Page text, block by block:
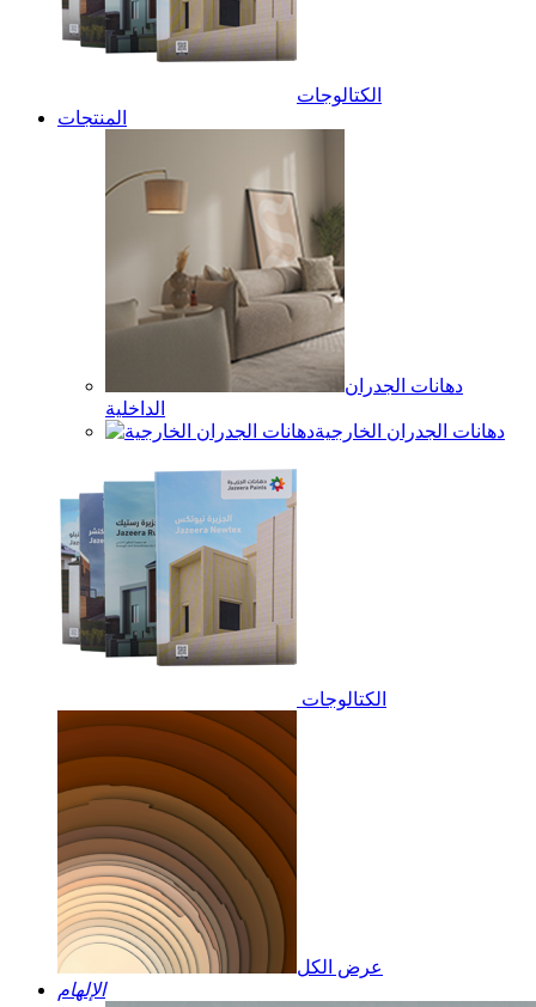
الكتالوجات
المنتجات
دهانات الجدران
الداخلية
دهانات الجدران الخارجية
الكتالوجات
عرض الكل
الإلهام